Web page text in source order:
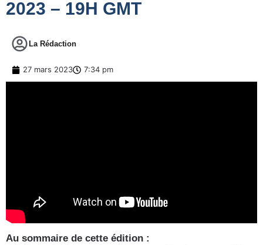
2023 – 19H GMT
La Rédaction
27 mars 2023 7:34 pm
Au sommaire de cette édition :